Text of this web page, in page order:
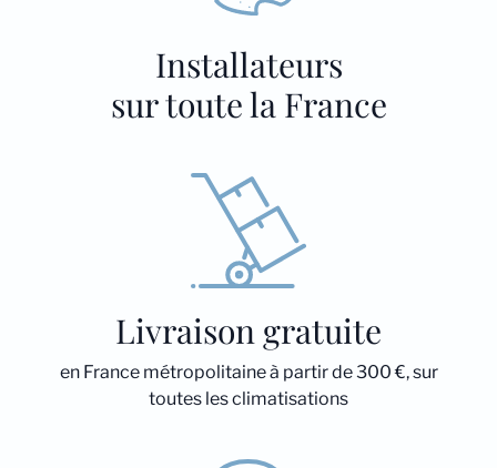
Installateurs
sur toute la France
Livraison gratuite
en France métropolitaine à partir de 300 €, sur
toutes les climatisations